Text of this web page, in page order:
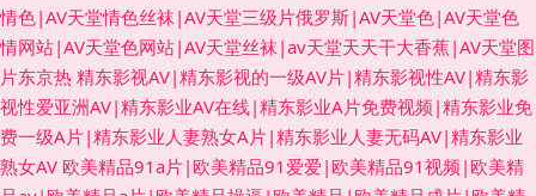
情色|AV天堂情色丝袜|AV天堂三级片俄罗斯|AV天堂色|AV天堂色
情网站|AV天堂色网站|AV天堂丝袜|av天堂天天干大香蕉|AV天堂图
片东京热 精东影视AV|精东影视的一级AV片|精东影视性AV|精东影
视性爱亚洲AV|精东影业AV在线|精东影业A片免费视频|精东影业免
费一级A片|精东影业人妻熟女A片|精东影业人妻无码AV|精东影业
熟女AV 欧美精品91a片|欧美精品91爱爱|欧美精品91视频|欧美精